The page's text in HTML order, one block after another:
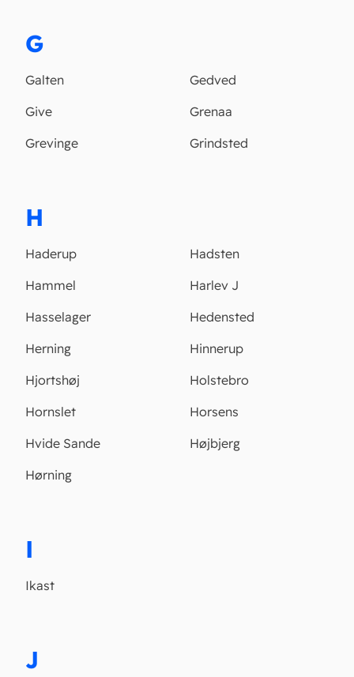
G
Galten
Gedved
Give
Grenaa
Grevinge
Grindsted
H
Haderup
Hadsten
Hammel
Harlev J
Hasselager
Hedensted
Herning
Hinnerup
Hjortshøj
Holstebro
Hornslet
Horsens
Hvide Sande
Højbjerg
Hørning
I
Ikast
J